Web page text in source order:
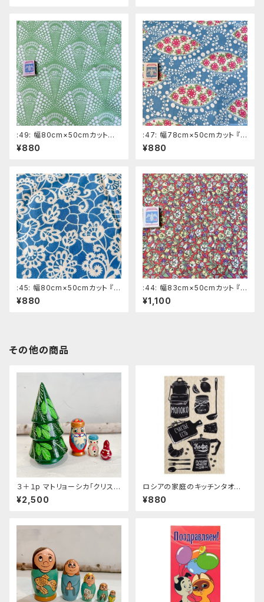
:49: 幅80cm×50cmカット
『水玉』 きみどり系ロシアの昔
の布 デッドストック ソビエト
¥880
:47: 幅78cm×50cmカット 『ピ
ンクの花』 水色系ロシアの昔
の布 デッドストック ソビエト
¥880
:45: 幅80cm×50cmカット 『ス
タンプ』 水色系ロシアの昔の
布 デッドストック ソビエトデ
¥880
:44: 幅83cm×50cmカット 『チ
ューリップやパンジー』 赤色系
ロシアの昔の布 デッドストッ
¥1,100
その他の商品
３＋１p マトリョーシカ「クリスマ
¥2,500
ロシアの家庭のキッチンタオル
「milk and coffee」ZZ238
¥880